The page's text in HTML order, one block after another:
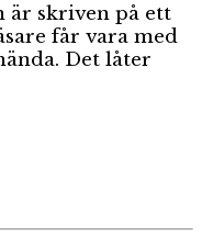
är skriven på ett
får vara med
Det låter